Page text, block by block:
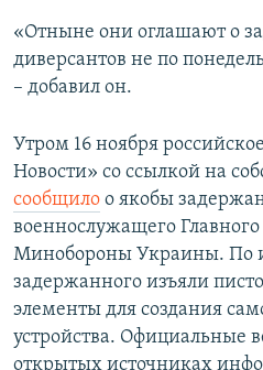
«Отныне они оглашают о
диверсантов не по
– добавил он.
Утром 16 ноября
Новости» со ссылкой на
сообщило о якобы
военнослужащего
Минобороны Украины. По
задержанного изъяли
элементы для создания
устройства. Официальные
открытых источниках